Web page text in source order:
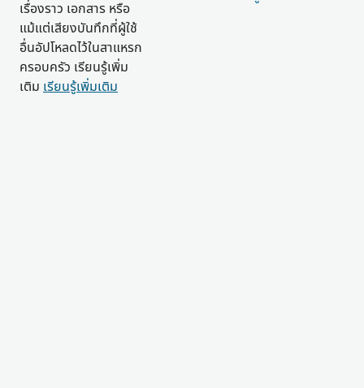
เรื่องราว เอกสาร หรือ
แม้แต่เสียงบันทึกที่ผู้ใช้
อื่นอัปโหลดไว้ในสาแหรก
ครอบครัว เรียนรู้เพิ่ม
เติม เรียนรู้เพิ่มเติม